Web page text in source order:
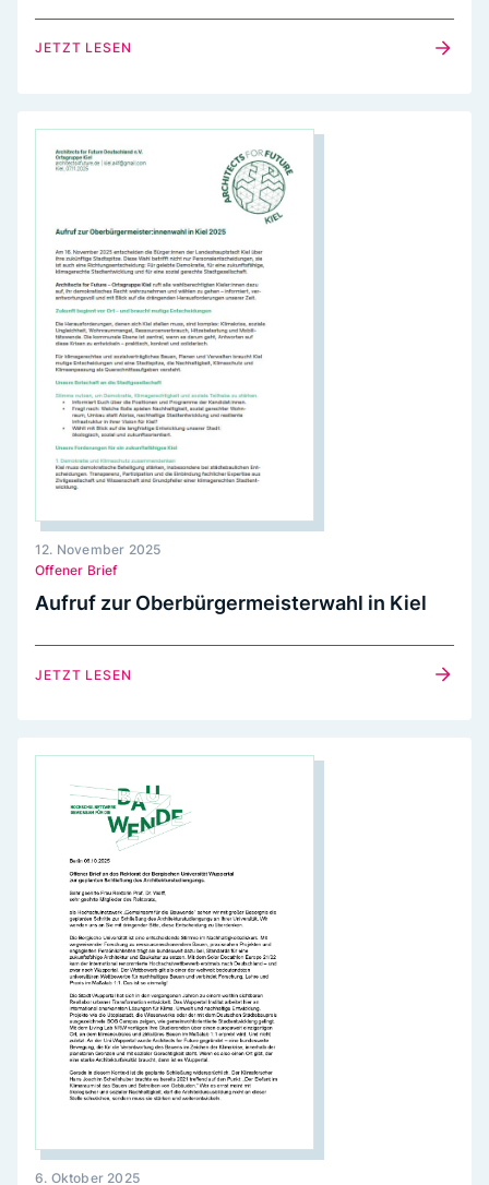
JETZT LESEN
Offener Brief
12. November 2025
Aufruf zur Oberbürgermeisterwahl in Kiel
JETZT LESEN
6. Oktober 2025